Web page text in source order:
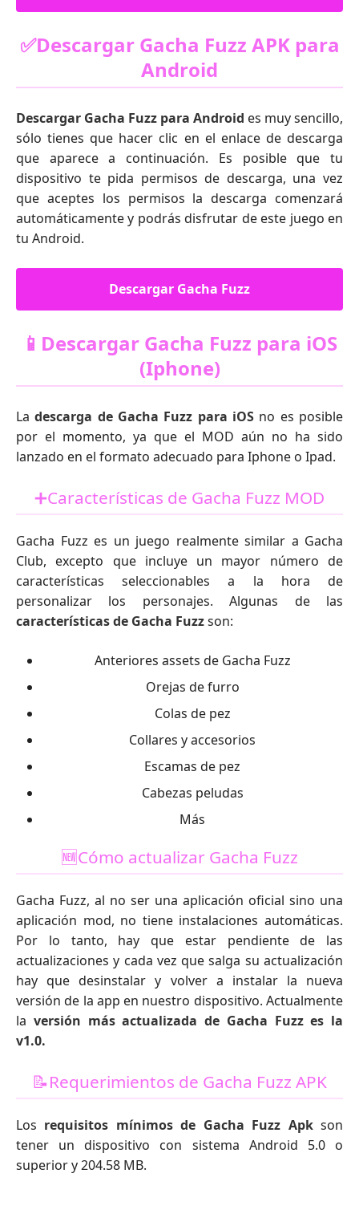
✅Descargar Gacha Fuzz APK para
Android
Descargar Gacha Fuzz para Android es muy sencillo,
sólo tienes que hacer clic en el enlace de descarga
que aparece a continuación. Es posible que tu
dispositivo te pida permisos de descarga, una vez
que aceptes los permisos la descarga comenzará
automáticamente y podrás disfrutar de este juego en
tu Android.
Descargar Gacha Fuzz
📱Descargar Gacha Fuzz para iOS
(Iphone)
Ladescarga de Gacha Fuzz para iOS no es posible
por el momento, ya que el MOD aún no ha sido
lanzado en el formato adecuado para Iphone o Ipad.
➕Características de Gacha Fuzz MOD
Gacha Fuzz es un juego realmente similar a Gacha
Club, excepto que incluye un mayor número de
características seleccionables a la hora de
personalizar los personajes. Algunas de las
características de Gacha Fuzzson:
Anteriores assets de Gacha Fuzz
Orejas de furro
Colas de pez
Collares y accesorios
Escamas de pez
Cabezas peludas
Más
🆕Cómo actualizar Gacha Fuzz
Gacha Fuzz, al no ser una aplicación oficial sino una
aplicación mod, no tiene instalaciones automáticas.
Por lo tanto, hay que estar pendiente de las
actualizaciones y cada vez que salga su actualización
hay que desinstalar y volver a instalar la nueva
versión de la app en nuestro dispositivo. Actualmente
la versión más actualizada de Gacha Fuzz es la
v1.0.
📝Requerimientos de Gacha Fuzz APK
Los requisitos mínimos de Gacha Fuzz Apkson
tener un dispositivo con sistema Android 5.0 o
superior y 204.58 MB.